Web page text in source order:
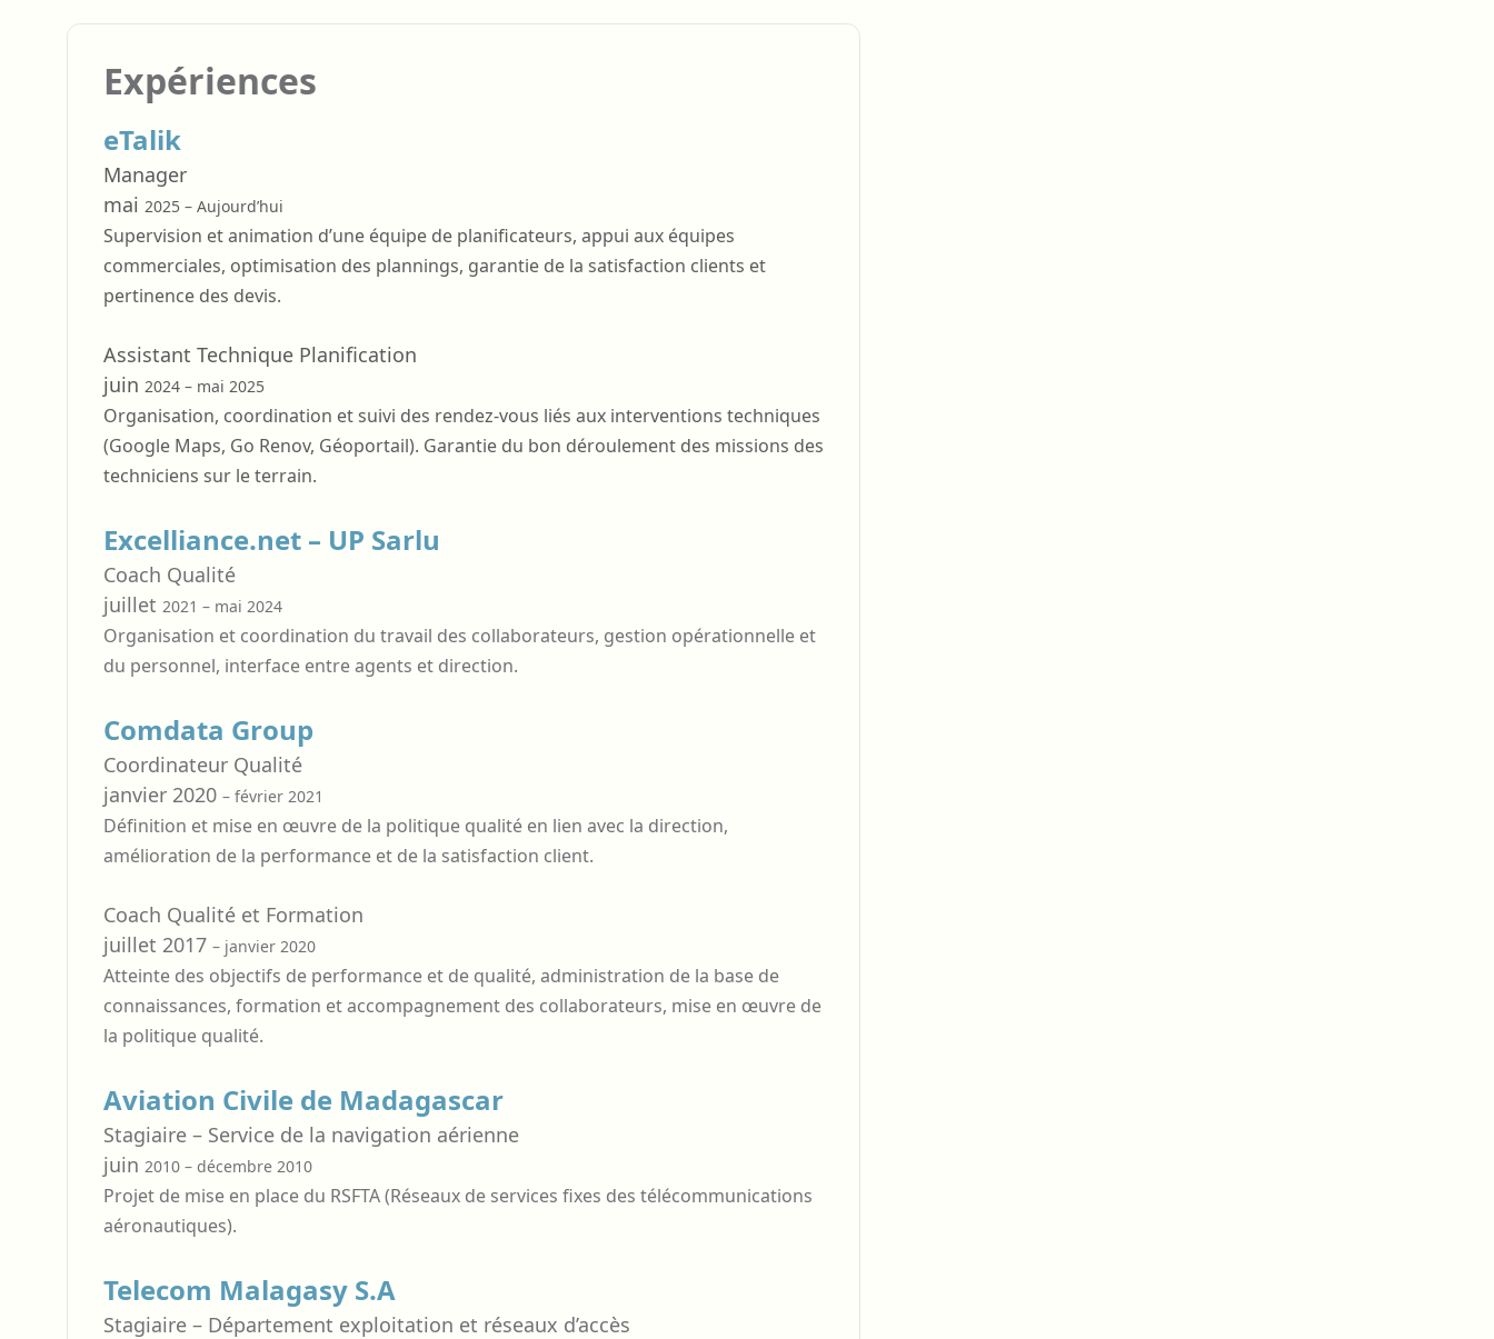
Expériences
eTalik
Manager
mai 2025 – Aujourd’hui
Supervision et animation d’une équipe de planificateurs, appui aux équipes
commerciales, optimisation des plannings, garantie de la satisfaction clients et
pertinence des devis.
Assistant Technique Planification
juin 2024 – mai 2025
Organisation, coordination et suivi des rendez-vous liés aux interventions techniques
(Google Maps, Go Renov, Géoportail). Garantie du bon déroulement des missions des
techniciens sur le terrain.
Excelliance.net – UP Sarlu
Coach Qualité
juillet 2021 – mai 2024
Organisation et coordination du travail des collaborateurs, gestion opérationnelle et
du personnel, interface entre agents et direction.
Comdata Group
Coordinateur Qualité
janvier 2020 – février 2021
Définition et mise en œuvre de la politique qualité en lien avec la direction,
amélioration de la performance et de la satisfaction client.
Coach Qualité et Formation
juillet 2017 – janvier 2020
Atteinte des objectifs de performance et de qualité, administration de la base de
connaissances, formation et accompagnement des collaborateurs, mise en œuvre de
la politique qualité.
Aviation Civile de Madagascar
Stagiaire – Service de la navigation aérienne
juin 2010 – décembre 2010
Projet de mise en place du RSFTA (Réseaux de services fixes des télécommunications
aéronautiques).
Telecom Malagasy S.A
Stagiaire – Département exploitation et réseaux d’accès